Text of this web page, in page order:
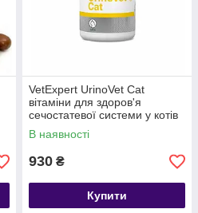
VetExpert UrinoVet Cat
вітаміни для здоров'я
сечостатевої системи у котів
45 табл
В наявності
930 ₴
Купити